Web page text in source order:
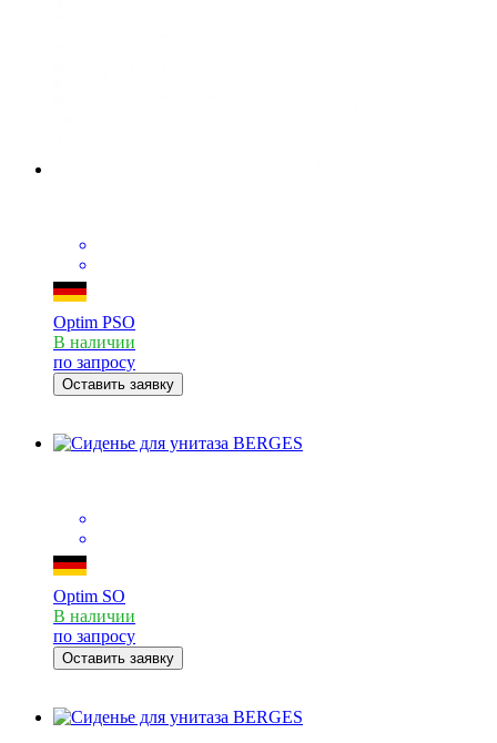
Optim PSO
В наличии
по запросу
Оставить заявку
Optim SO
В наличии
по запросу
Оставить заявку